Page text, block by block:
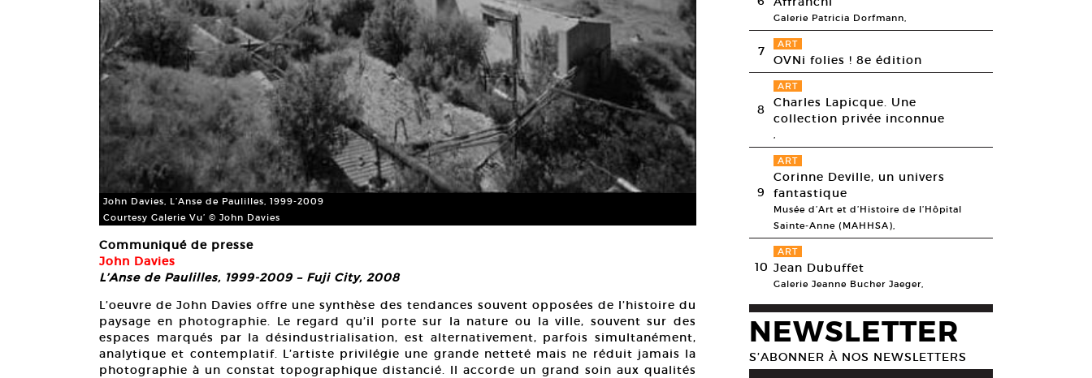
John Davies, L’Anse de Paulilles, 1999-2009
Courtesy Galerie Vu’ © John Davies
Communiqué de presse
John Davies
L’Anse de Paulilles, 1999-2009 – Fuji City, 2008
L’oeuvre de John Davies offre une synthèse des tendances souvent opposées de l’histoire du
paysage en photographie. Le regard qu’il porte sur la nature ou la ville, souvent sur des
espaces marqués par la désindustrialisation, est alternativement, parfois simultanément,
analytique et contemplatif. L’artiste privilégie une grande netteté mais ne réduit jamais la
photographie à un constat topographique distancié. Il accorde un grand soin aux qualités
Galerie Patricia Dorfmann,
7 ART
OVNi folies ! 8e édition
8
ART
Charles Lapicque. Une
collection privée inconnue
,
9
ART
Corinne Deville, un univers
fantastique
Musée d’Art et d’Histoire de l’Hôpital
Sainte-Anne (MAHHSA),
10
ART
Jean Dubuffet
Galerie Jeanne Bucher Jaeger,
NEWSLETTER
S’ABONNER À NOS NEWSLETTERS